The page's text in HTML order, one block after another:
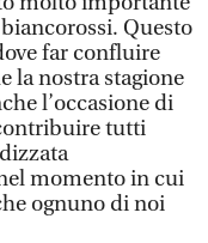
Questo
far confluire
la nostra stagione
l’occasione di
tutti
momento in cui
ognuno di noi